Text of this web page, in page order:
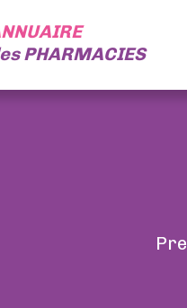
PHARMACIES